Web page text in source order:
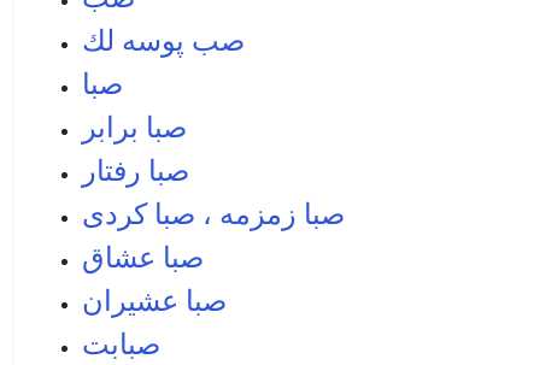
صب پوسه لك
صبا
صبا برابر
صبا رفتار
صبا زمزمه ، صبا كردی
صبا عشاق
صبا عشيران
صبابت